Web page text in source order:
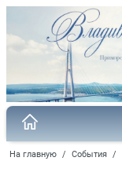
На главную / События /